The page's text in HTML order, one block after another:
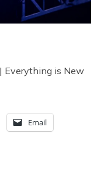
Everything is New
Email